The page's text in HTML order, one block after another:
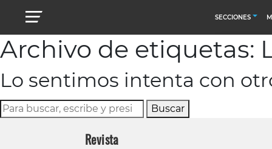
SECCIONES
Almacenes e
Archivo de etiquetas:
Lo sentimos intenta con
Buscar
Revista